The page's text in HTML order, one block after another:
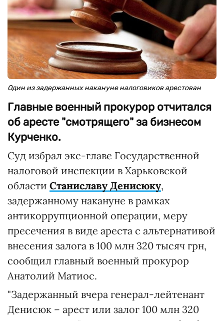
Один из задержанных накануне налоговиков арестован
Главные военный прокурор отчитался
об аресте "смотрящего" за бизнесом
Курченко.
Суд избрал экс-главе Государственной
налоговой инспекции в Харьковской
области Станиславу Денисюку,
задержанному накануне в рамках
антикоррупционной операции, меру
пресечения в виде ареста с альтернативой
внесения залога в 100 млн 320 тысяч грн,
сообщил главный военный прокурор
Анатолий Матиос.
"Задержанный вчера генерал-лейтенант
Денисюк – арест или залог 100 млн 320